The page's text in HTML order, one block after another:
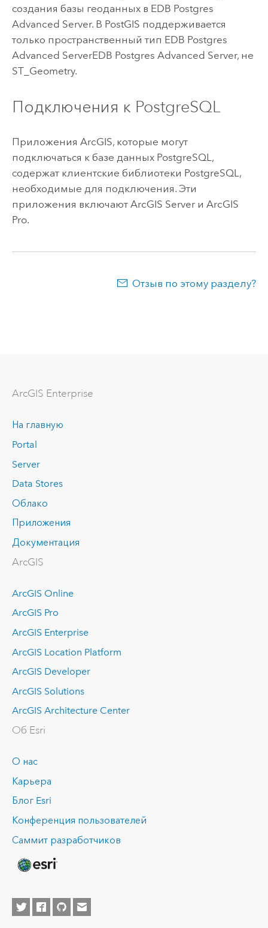
создания базы геоданных в EDB Postgres
Advanced Server. В PostGIS поддерживается
только пространственный тип EDB Postgres
Advanced ServerEDB Postgres Advanced Server, не
ST_Geometry.
Подключения к PostgreSQL
Приложения ArcGIS, которые могут
подключаться к базе данных PostgreSQL,
содержат клиентские библиотеки PostgreSQL,
необходимые для подключения. Эти
приложения включают ArcGIS Serverи ArcGIS
Pro.
Отзыв по этому разделу?
ArcGIS Enterprise
На главную
Portal
Server
Data Stores
Облако
Приложения
Документация
ArcGIS
ArcGIS Online
ArcGIS Pro
ArcGIS Enterprise
ArcGIS Location Platform
ArcGIS Developer
ArcGIS Solutions
ArcGIS Architecture Center
Об Esri
О нас
Карьера
Блог Esri
Конференция пользователей
Саммит разработчиков